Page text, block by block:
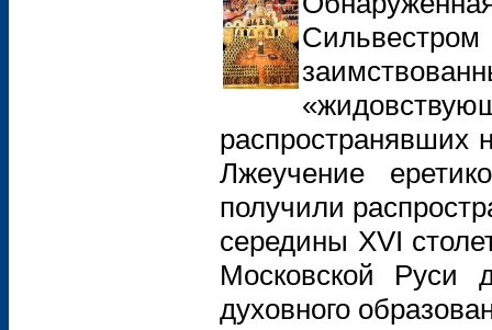
распространявших
Лжеучение
получили
середины XVI
Московской Руси
духовного